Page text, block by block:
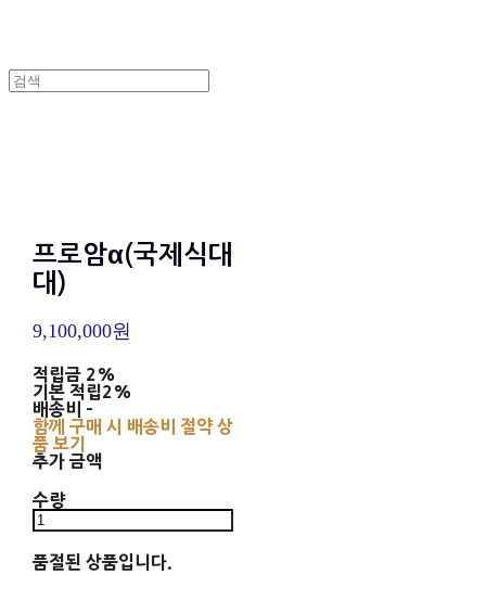
프로암α(국제식대
대)
9,100,000원
적립금 2%
기본 적립2%
배송비 -
함께 구매 시 배송비 절약 상
품 보기
추가 금액
수량
품절된 상품입니다.